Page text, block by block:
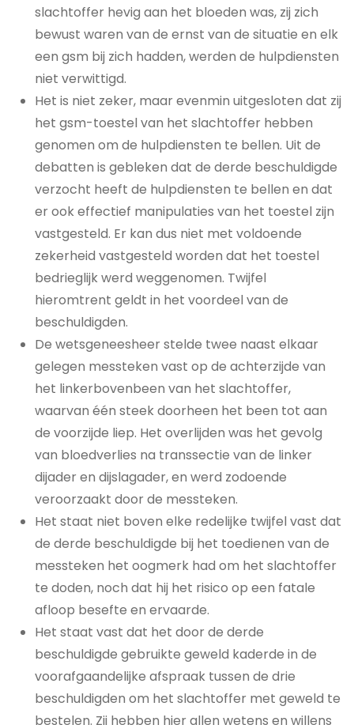
slachtoffer hevig aan het bloeden was, zij zich
bewust waren van de ernst van de situatie en elk
een gsm bij zich hadden, werden de hulpdiensten
niet verwittigd.
Het is niet zeker, maar evenmin uitgesloten dat zij
het gsm-toestel van het slachtoffer hebben
genomen om de hulpdiensten te bellen. Uit de
debatten is gebleken dat de derde beschuldigde
verzocht heeft de hulpdiensten te bellen en dat
er ook effectief manipulaties van het toestel zijn
vastgesteld. Er kan dus niet met voldoende
zekerheid vastgesteld worden dat het toestel
bedrieglijk werd weggenomen. Twijfel
hieromtrent geldt in het voordeel van de
beschuldigden.
De wetsgeneesheer stelde twee naast elkaar
gelegen messteken vast op de achterzijde van
het linkerbovenbeen van het slachtoffer,
waarvan één steek doorheen het been tot aan
de voorzijde liep. Het overlijden was het gevolg
van bloedverlies na transsectie van de linker
dijader en dijslagader, en werd zodoende
veroorzaakt door de messteken.
Het staat niet boven elke redelijke twijfel vast dat
de derde beschuldigde bij het toedienen van de
messteken het oogmerk had om het slachtoffer
te doden, noch dat hij het risico op een fatale
afloop besefte en ervaarde.
Het staat vast dat het door de derde
beschuldigde gebruikte geweld kaderde in de
voorafgaandelijke afspraak tussen de drie
beschuldigden om het slachtoffer met geweld te
bestelen. Zij hebben hier allen wetens en willens